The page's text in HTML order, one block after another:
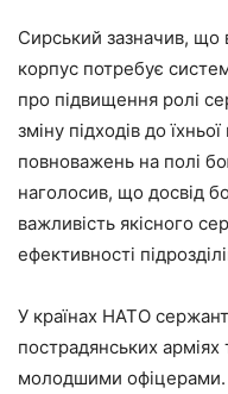
Сирський зазначив, що
корпус потребує
про підвищення ролі
зміну підходів до
повноважень на полі
наголосив, що досвід
важливість якісного
ефективності
У країнах НАТО сержант
пострадянських арміях
молодшими офіцерами.